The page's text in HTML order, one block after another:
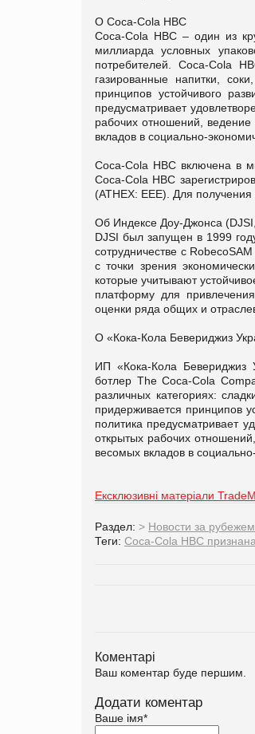
О Coca-Cola HBC
Coca-Cola HBC – один из
миллиарда условных
потребителей. Coca-Cola
газированные напитки,
принципов устойчивого
предусматривает
рабочих отношений,
вкладов в социально-
Coca-Cola HBC включена в
Coca-Cola HBC
(ATHEX: EEE). Для
Об Индексе Доу-Джонса
DJSI был запущен в 1999
сотрудничестве с
с точки зрения
которые учитывают
платформу для
оценки ряда общих и
О «Кока-Кола Бевериджиз
ИП «Кока-Кола Бевериджиз
ботлер The Coca-Cola
различных категориях:
придерживается принципов
политика предусматривает
открытых рабочих
весомых вкладов в
Ексклюзивні матеріали
Раздел: > Новости за рубежем
Теги: Coca-Cola HBC признана
Коментарі
Ваш коментар буде першим.
Додати коментар
Ваше імя*